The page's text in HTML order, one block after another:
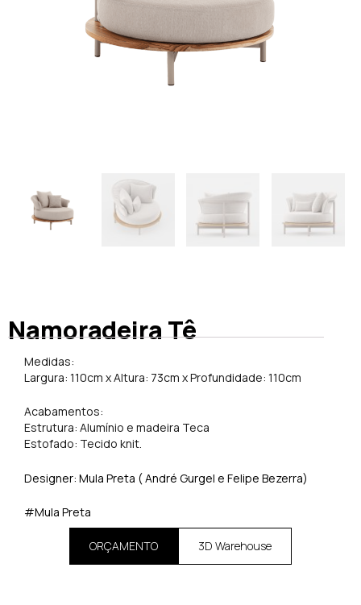
Namoradeira Tê
Medidas:
Largura: 110cm x Altura: 73cm x Profundidade: 110cm
Acabamentos:
Estrutura: Alumínio e madeira Teca
Estofado: Tecido knit.
Designer: Mula Preta ( André Gurgel e Felipe Bezerra)
#Mula Preta
ORÇAMENTO 3D Warehouse